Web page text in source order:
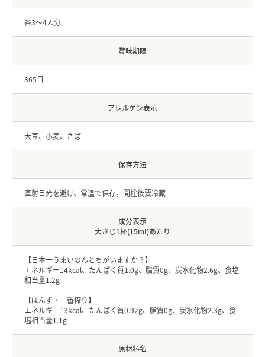
各3〜4人分
賞味期限
365日
アレルゲン表示
大豆、小麦、さば
保存方法
直射日光を避け、常温で保存。開栓後要冷蔵
成分表示
大さじ1杯(15ml)あたり
【日本一うまいのんとちがいますか？】
エネルギー14kcal、たんぱく質1.0g、脂質0g、炭水化物2.6g、食塩
相当量1.2g
【ぽんず・一番搾り】
エネルギー13kcal、たんぱく質0.92g、脂質0g、炭水化物2.3g、食
塩相当量1.1g
原材料名